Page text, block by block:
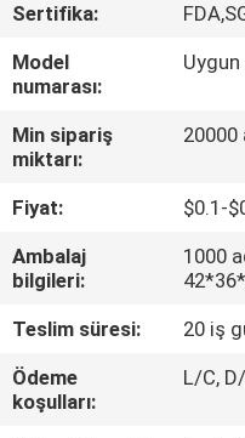
FABRIKA
TURU
KALITE
KONTROL
BIZIMLE
ILETIŞIME
Sertifika:
Model
numarası:
Min sipariş
miktarı:
20000
Fiyat:
$0.1-
Ambalaj
bilgileri:
1000
Teslim süresi:
20 iş
Ödeme
koşulları:
L/C,